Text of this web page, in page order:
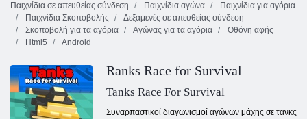
Παιχνίδια σε απευθείας σύνδεση
Παιχνίδια αγώνα
Παιχνίδια για αγόρια
Παιχνίδια Σκοποβολής
Δεξαμενές σε απευθείας σύνδεση
Σκοποβολή για τα αγόρια
Αγώνας για τα αγόρια
Οθόνη αφής
Html5
Android
Ranks Race for Survival
Tanks Race For Survival
Συναρπαστικοί διαγωνισμοί αγώνων μάχης σε τανκς